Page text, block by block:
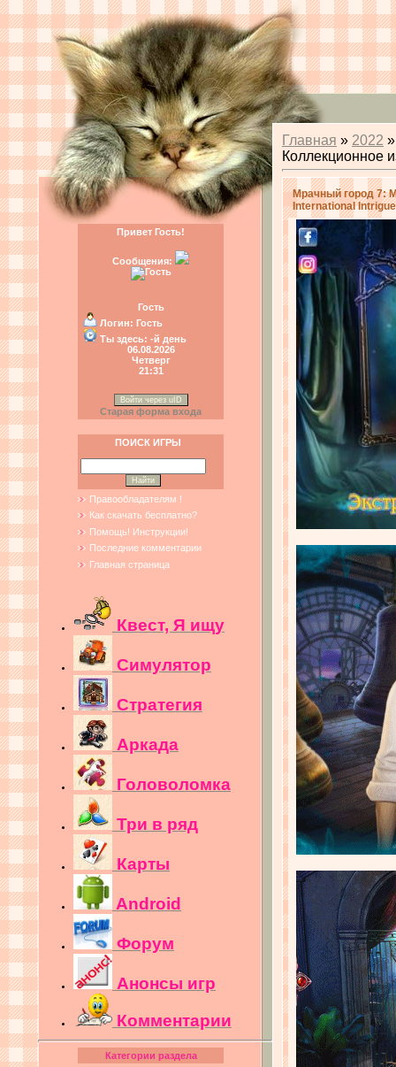
Привет Гость!
Сообщения:
Гость
Логин: Гость
Ты здесь: -й день
06.08.2026
Четверг
21:31
Войти через uID
Старая форма входа
ПОИСК ИГРЫ
Правообладателям !
Как скачать бесплатно?
Помощь! Инструкции!
Последние комментарии
Главная страница
Квест, Я ищу
Симулятор
Стратегия
Аркада
Головоломка
Три в ряд
Карты
Android
Форум
Анонсы игр
Комментарии
Категории раздела
Главная » 2022 »
Коллекционное
Мрачный город 7:
International